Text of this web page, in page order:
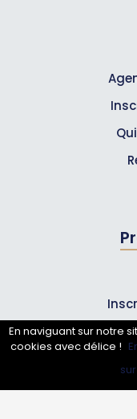
Annuaire
Les
En naviguant sur notre
cookies avec délice !